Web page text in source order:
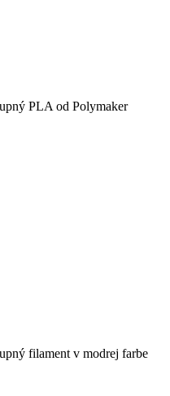
PLA od Polymaker
filament v modrej farbe